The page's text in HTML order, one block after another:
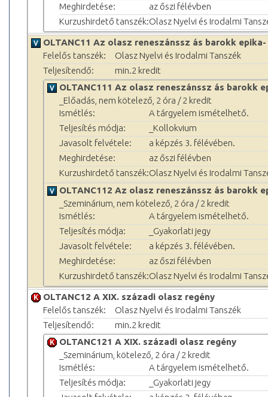
Meghirdetése:
az őszi félévben
Kurzushirdető tanszék:Olasz Nyelvi és Irodalmi
OLTANC11 Az olasz reneszánssz ás barokk
Felelős tanszék:
Olasz Nyelvi és Irodalmi Tanszék
Teljesítendő:
min.2 kredit
OLTANC111 Az olasz reneszánssz ás barokk
_Előadás, nem kötelező, 2 óra / 2 kredit
Ismétlés:
A tárgyelem ismételhető.
Teljesítés módja:
_Kollokvium
Javasolt felvétele:
a képzés 3. félévében.
Meghirdetése:
az őszi félévben
Kurzushirdető tanszék:Olasz Nyelvi és Irodalmi
OLTANC112 Az olasz reneszánssz ás barokk
_Szeminárium, nem kötelező, 2 óra / 2 kredit
Ismétlés:
A tárgyelem ismételhető.
Teljesítés módja:
_Gyakorlati jegy
Javasolt felvétele:
a képzés 3. félévében.
Meghirdetése:
az őszi félévben
Kurzushirdető tanszék:Olasz Nyelvi és Irodalmi
OLTANC12 A XIX. századi olasz regény
Felelős tanszék:
Olasz Nyelvi és Irodalmi Tanszék
Teljesítendő:
min.2 kredit
OLTANC121 A XIX. századi olasz regény
_Szeminárium, kötelező, 2 óra / 2 kredit
Ismétlés:
A tárgyelem ismételhető.
Teljesítés módja:
_Gyakorlati jegy